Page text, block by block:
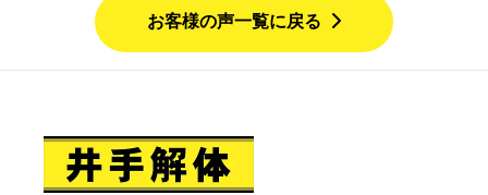
お客様の声一覧に戻る